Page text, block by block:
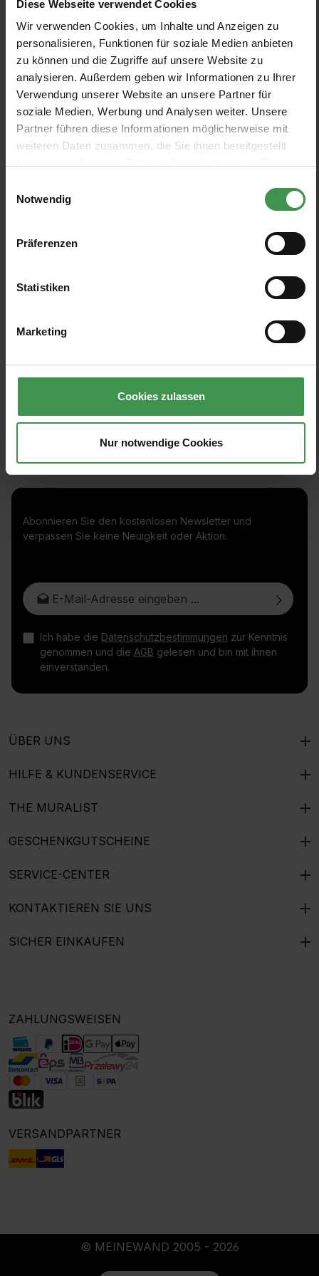
Diese Webseite verwendet Cookies
Wir verwenden Cookies, um Inhalte und Anzeigen zu
personalisieren, Funktionen für soziale Medien anbieten
zu können und die Zugriffe auf unsere Website zu
analysieren. Außerdem geben wir Informationen zu Ihrer
Verwendung unserer Website an unsere Partner für
soziale Medien, Werbung und Analysen weiter. Unsere
Partner führen diese Informationen möglicherweise mit
weiteren Daten zusammen, die Sie ihnen bereitgestellt
Notwendig
Präferenzen
Statistiken
Marketing
Cookies zulassen
Nur notwendige Cookies
+2
Tapete Fritillerie
GP & J Baker
6 Farben
Ab 244,00 €
Tapete Brantwood
GP & J Baker
4 Farben
Ab 268,00 €
+2
Tapete Trumpet Flowers
Tapete Tulip & Jasmine
GP & J Baker
Tapete Iris Meadow
6 Farben
+1
Tapete Birds & Cherries
Ab 268,00 €
Tapete Ruskin
Abonnieren Sie den kostenlosen Newsletter und
verpassen Sie keine Neuigkeit oder Aktion.
E-Mail-Adresse*
Ich habe die Datenschutzbestimmungen zur Kenntnis
genommen und die AGB gelesen und bin mit ihnen
einverstanden.
ÜBER UNS
HILFE & KUNDENSERVICE
THE MURALIST
GESCHENKGUTSCHEINE
SERVICE-CENTER
KONTAKTIEREN SIE UNS
SICHER EINKAUFEN
ZAHLUNGSWEISEN
VERSANDPARTNER
© MEINEWAND 2005 - 2026